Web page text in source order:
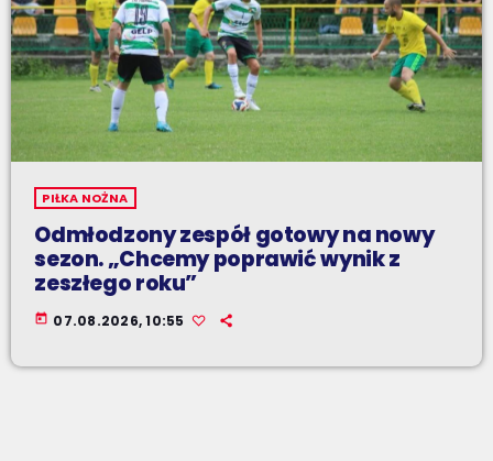
PIŁKA NOŻNA
Odmłodzony zespół gotowy na nowy
sezon. „Chcemy poprawić wynik z
zeszłego roku”
today 07.08.2026, 10:55